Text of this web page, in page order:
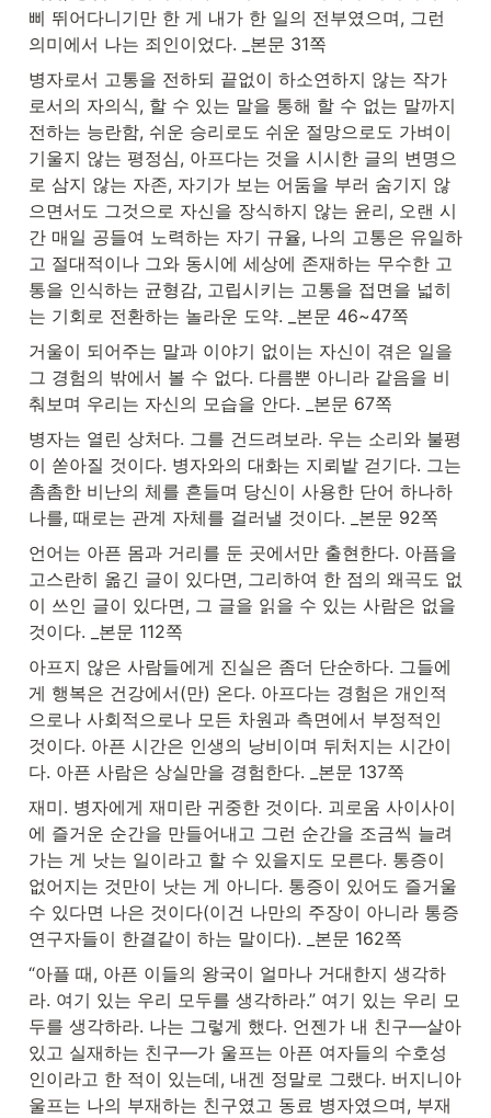
삐 뛰어다니기만 한 게 내가 한 일의 전부였으며, 그런
의미에서 나는 죄인이었다. _본문 31쪽
병자로서 고통을 전하되 끝없이 하소연하지 않는 작가
로서의 자의식, 할 수 있는 말을 통해 할 수 없는 말까지
전하는 능란함, 쉬운 승리로도 쉬운 절망으로도 가벼이
기울지 않는 평정심, 아프다는 것을 시시한 글의 변명으
로 삼지 않는 자존, 자기가 보는 어둠을 부러 숨기지 않
으면서도 그것으로 자신을 장식하지 않는 윤리, 오랜 시
간 매일 공들여 노력하는 자기 규율, 나의 고통은 유일하
고 절대적이나 그와 동시에 세상에 존재하는 무수한 고
통을 인식하는 균형감, 고립시키는 고통을 접면을 넓히
는 기회로 전환하는 놀라운 도약. _본문 46~47쪽
거울이 되어주는 말과 이야기 없이는 자신이 겪은 일을
그 경험의 밖에서 볼 수 없다. 다름뿐 아니라 같음을 비
춰보며 우리는 자신의 모습을 안다. _본문 67쪽
병자는 열린 상처다. 그를 건드려보라. 우는 소리와 불평
이 쏟아질 것이다. 병자와의 대화는 지뢰밭 걷기다. 그는
촘촘한 비난의 체를 흔들며 당신이 사용한 단어 하나하
나를, 때로는 관계 자체를 걸러낼 것이다. _본문 92쪽
언어는 아픈 몸과 거리를 둔 곳에서만 출현한다. 아픔을
고스란히 옮긴 글이 있다면, 그리하여 한 점의 왜곡도 없
이 쓰인 글이 있다면, 그 글을 읽을 수 있는 사람은 없을
것이다. _본문 112쪽
아프지 않은 사람들에게 진실은 좀더 단순하다. 그들에
게 행복은 건강에서(만) 온다. 아프다는 경험은 개인적
으로나 사회적으로나 모든 차원과 측면에서 부정적인
것이다. 아픈 시간은 인생의 낭비이며 뒤처지는 시간이
다. 아픈 사람은 상실만을 경험한다. _본문 137쪽
재미. 병자에게 재미란 귀중한 것이다. 괴로움 사이사이
에 즐거운 순간을 만들어내고 그런 순간을 조금씩 늘려
가는 게 낫는 일이라고 할 수 있을지도 모른다. 통증이
없어지는 것만이 낫는 게 아니다. 통증이 있어도 즐거울
수 있다면 나은 것이다(이건 나만의 주장이 아니라 통증
연구자들이 한결같이 하는 말이다). _본문 162쪽
“아플 때, 아픈 이들의 왕국이 얼마나 거대한지 생각하
라. 여기 있는 우리 모두를 생각하라.” 여기 있는 우리 모
두를 생각하라. 나는 그렇게 했다. 언젠가 내 친구—살아
있고 실재하는 친구—가 울프는 아픈 여자들의 수호성
인이라고 한 적이 있는데, 내겐 정말로 그랬다. 버지니아
울프는 나의 부재하는 친구였고 동료 병자였으며, 부재